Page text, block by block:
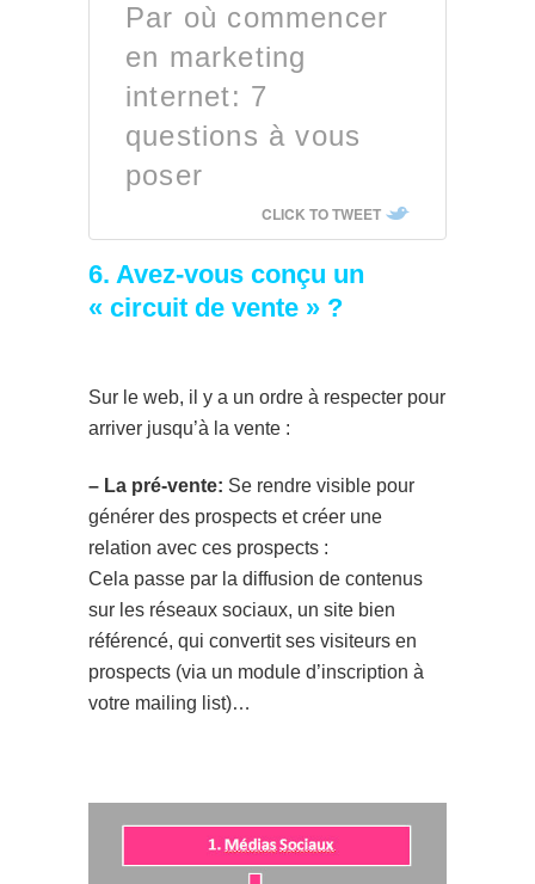
Par où commencer
en marketing
internet: 7
questions à vous
poser
CLICK TO TWEET
6. Avez-vous conçu un
« circuit de vente » ?
Sur le web, il y a un ordre à respecter pour
arriver jusqu’à la vente :
– La pré-vente: Se rendre visible pour
générer des prospects et créer une
relation avec ces prospects :
Cela passe par la diffusion de contenus
sur les réseaux sociaux, un site bien
référencé, qui convertit ses visiteurs en
prospects (via un module d’inscription à
votre mailing list)…